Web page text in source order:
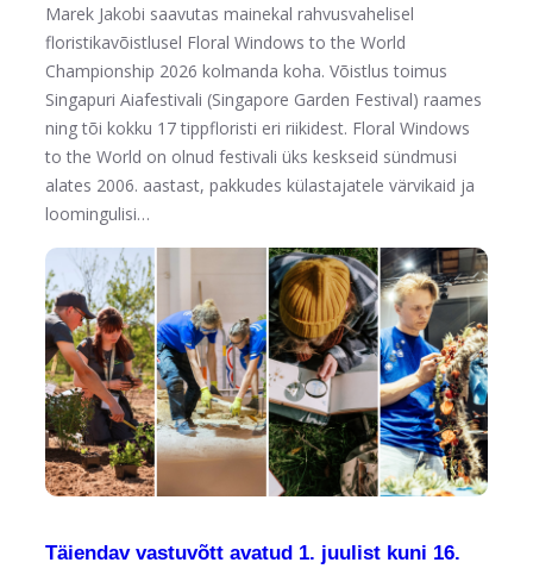
Marek Jakobi saavutas mainekal rahvusvahelisel
floristikavõistlusel Floral Windows to the World
Championship 2026 kolmanda koha. Võistlus toimus
Singapuri Aiafestivali (Singapore Garden Festival) raames
ning tõi kokku 17 tippfloristi eri riikidest. Floral Windows
to the World on olnud festivali üks keskseid sündmusi
alates 2006. aastast, pakkudes külastajatele värvikaid ja
loomingulisi…
Täiendav vastuvõtt avatud 1. juulist kuni 16.